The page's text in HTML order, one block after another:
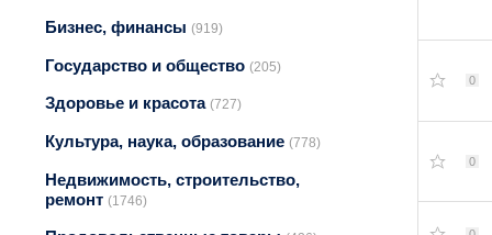
Бизнес, финансы (919)
Государство и общество (205)
Здоровье и красота (727)
Культура, наука, образование (778)
Недвижимость, строительство,
ремонт (1746)
0
0